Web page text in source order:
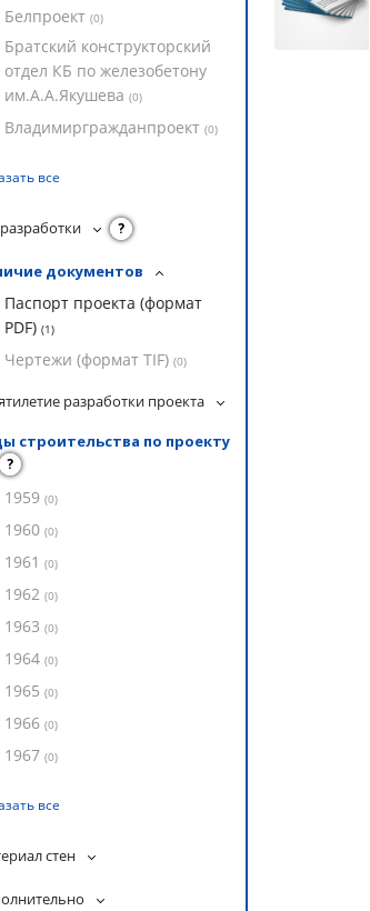
Белпроект (0)
Братский конструкторский
отдел КБ по железобетону
им.А.А.Якушева (0)
Владимиргражданпроект (0)
все
?
документов
Паспорт проекта (формат
PDF) (1)
Чертежи (формат TIF) (0)
разработки проекта
строительства по проекту
?
1959 (0)
1960 (0)
1961 (0)
1962 (0)
1963 (0)
1964 (0)
1965 (0)
1966 (0)
1967 (0)
все
стен